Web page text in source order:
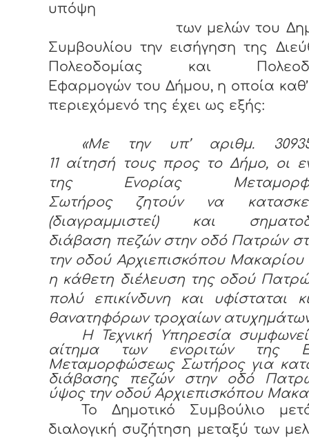
υπόψη
των μελών του
Συμβουλίου την εισήγηση της
Πολεοδομίας και
Εφαρμογών του Δήμου, η οποία
περιεχόμενό της έχει ως εξής:
«Με την υπ’ αριθμ.
11 αίτησή τους προς το Δήμο, οι
της Ενορίας
Σωτήρος ζητούν να
(διαγραμμιστεί) και
διάβαση πεζών στην οδό Πατρών
την οδού Αρχιεπισκόπου Μακαρίου
η κάθετη διέλευση της οδού
πολύ επικίνδυνη και υφίσταται
θανατηφόρων τροχαίων
Η Τεχνική Υπηρεσία
αίτημα των ενοριτών της
Μεταμορφώσεως Σωτήρος για
διάβασης πεζών στην οδό
ύψος την οδού Αρχιεπισκόπου
Το Δημοτικό Συμβούλιο
διαλογική συζήτηση μεταξύ των